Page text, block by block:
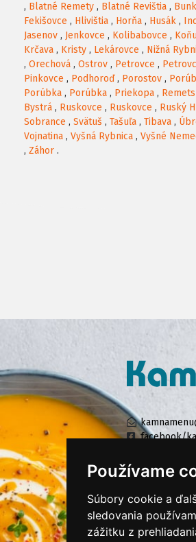
Používame
Súbory cookie a
sledovania
zážitku z
, Blatné Remety , Blatné Revištia ,
Fekišovce , Hlivištia , Horňa , Husák ,
Jasenov , Jenkovce , Kolibabovce ,
Krčava , Kristy , Lekárovce , Nižná
, Orechová , Ostrov , Petrovce ,
Pinkovce , Podhoroď, Porostov ,
Porúbka , Porúbka , Priekopa ,
Bystrá , Ruskovce , Ruskovce , Ruský
Sobrance , Svätuš , Tašuľa , Tibava ,
Vojnatina , Vyšná Rybnica , Vyšné
, Záhor .
facebook/
KONTAKTUJTE